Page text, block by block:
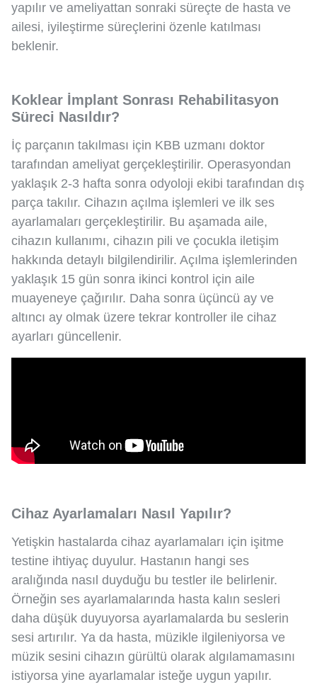
yapılır ve ameliyattan sonraki süreçte de hasta ve
ailesi, iyileştirme süreçlerini özenle katılması
beklenir.
Koklear İmplant Sonrası Rehabilitasyon
Süreci Nasıldır?
İç parçanın takılması için KBB uzmanı doktor
tarafından ameliyat gerçekleştirilir. Operasyondan
yaklaşık 2-3 hafta sonra odyoloji ekibi tarafından dış
parça takılır. Cihazın açılma işlemleri ve ilk ses
ayarlamaları gerçekleştirilir. Bu aşamada aile,
cihazın kullanımı, cihazın pili ve çocukla iletişim
hakkında detaylı bilgilendirilir. Açılma işlemlerinden
yaklaşık 15 gün sonra ikinci kontrol için aile
muayeneye çağırılır. Daha sonra üçüncü ay ve
altıncı ay olmak üzere tekrar kontroller ile cihaz
ayarları güncellenir.
Cihaz Ayarlamaları Nasıl Yapılır?
Yetişkin hastalarda cihaz ayarlamaları için işitme
testine ihtiyaç duyulur. Hastanın hangi ses
aralığında nasıl duyduğu bu testler ile belirlenir.
Örneğin ses ayarlamalarında hasta kalın sesleri
daha düşük duyuyorsa ayarlamalarda bu seslerin
sesi artırılır. Ya da hasta, müzikle ilgileniyorsa ve
müzik sesini cihazın gürültü olarak algılamamasını
istiyorsa yine ayarlamalar isteğe uygun yapılır.